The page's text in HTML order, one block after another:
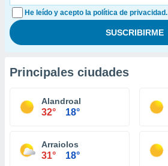
He leído y acepto la política de privacidad.
Principales ciudades
Alandroal
32° 18°
Arraiolos
31° 18°